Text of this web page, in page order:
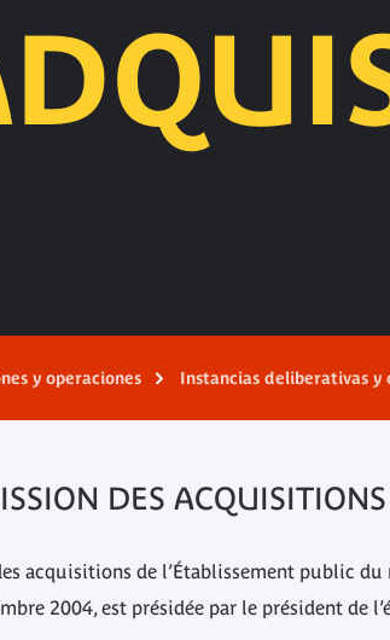
y operaciones Instancias deliberativas y
DES ACQUISITIONS
acquisitions de l’Établissement public du
2004, est présidée par le président de